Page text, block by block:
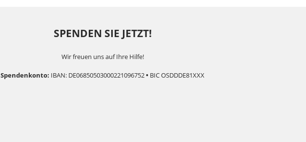
SPENDEN SIE JETZT!
Wir freuen uns auf Ihre Hilfe!
Spendenkonto: IBAN: DE06850503000221096752• BIC OSDDDE81XXX